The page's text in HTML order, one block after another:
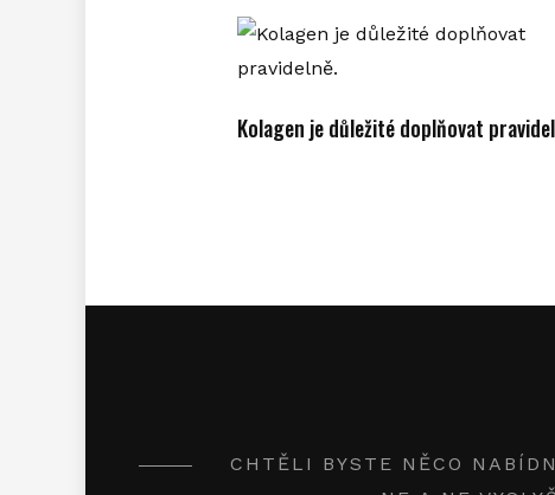
Kolagen je důležité doplňovat
CHTĚLI BYSTE NĚCO